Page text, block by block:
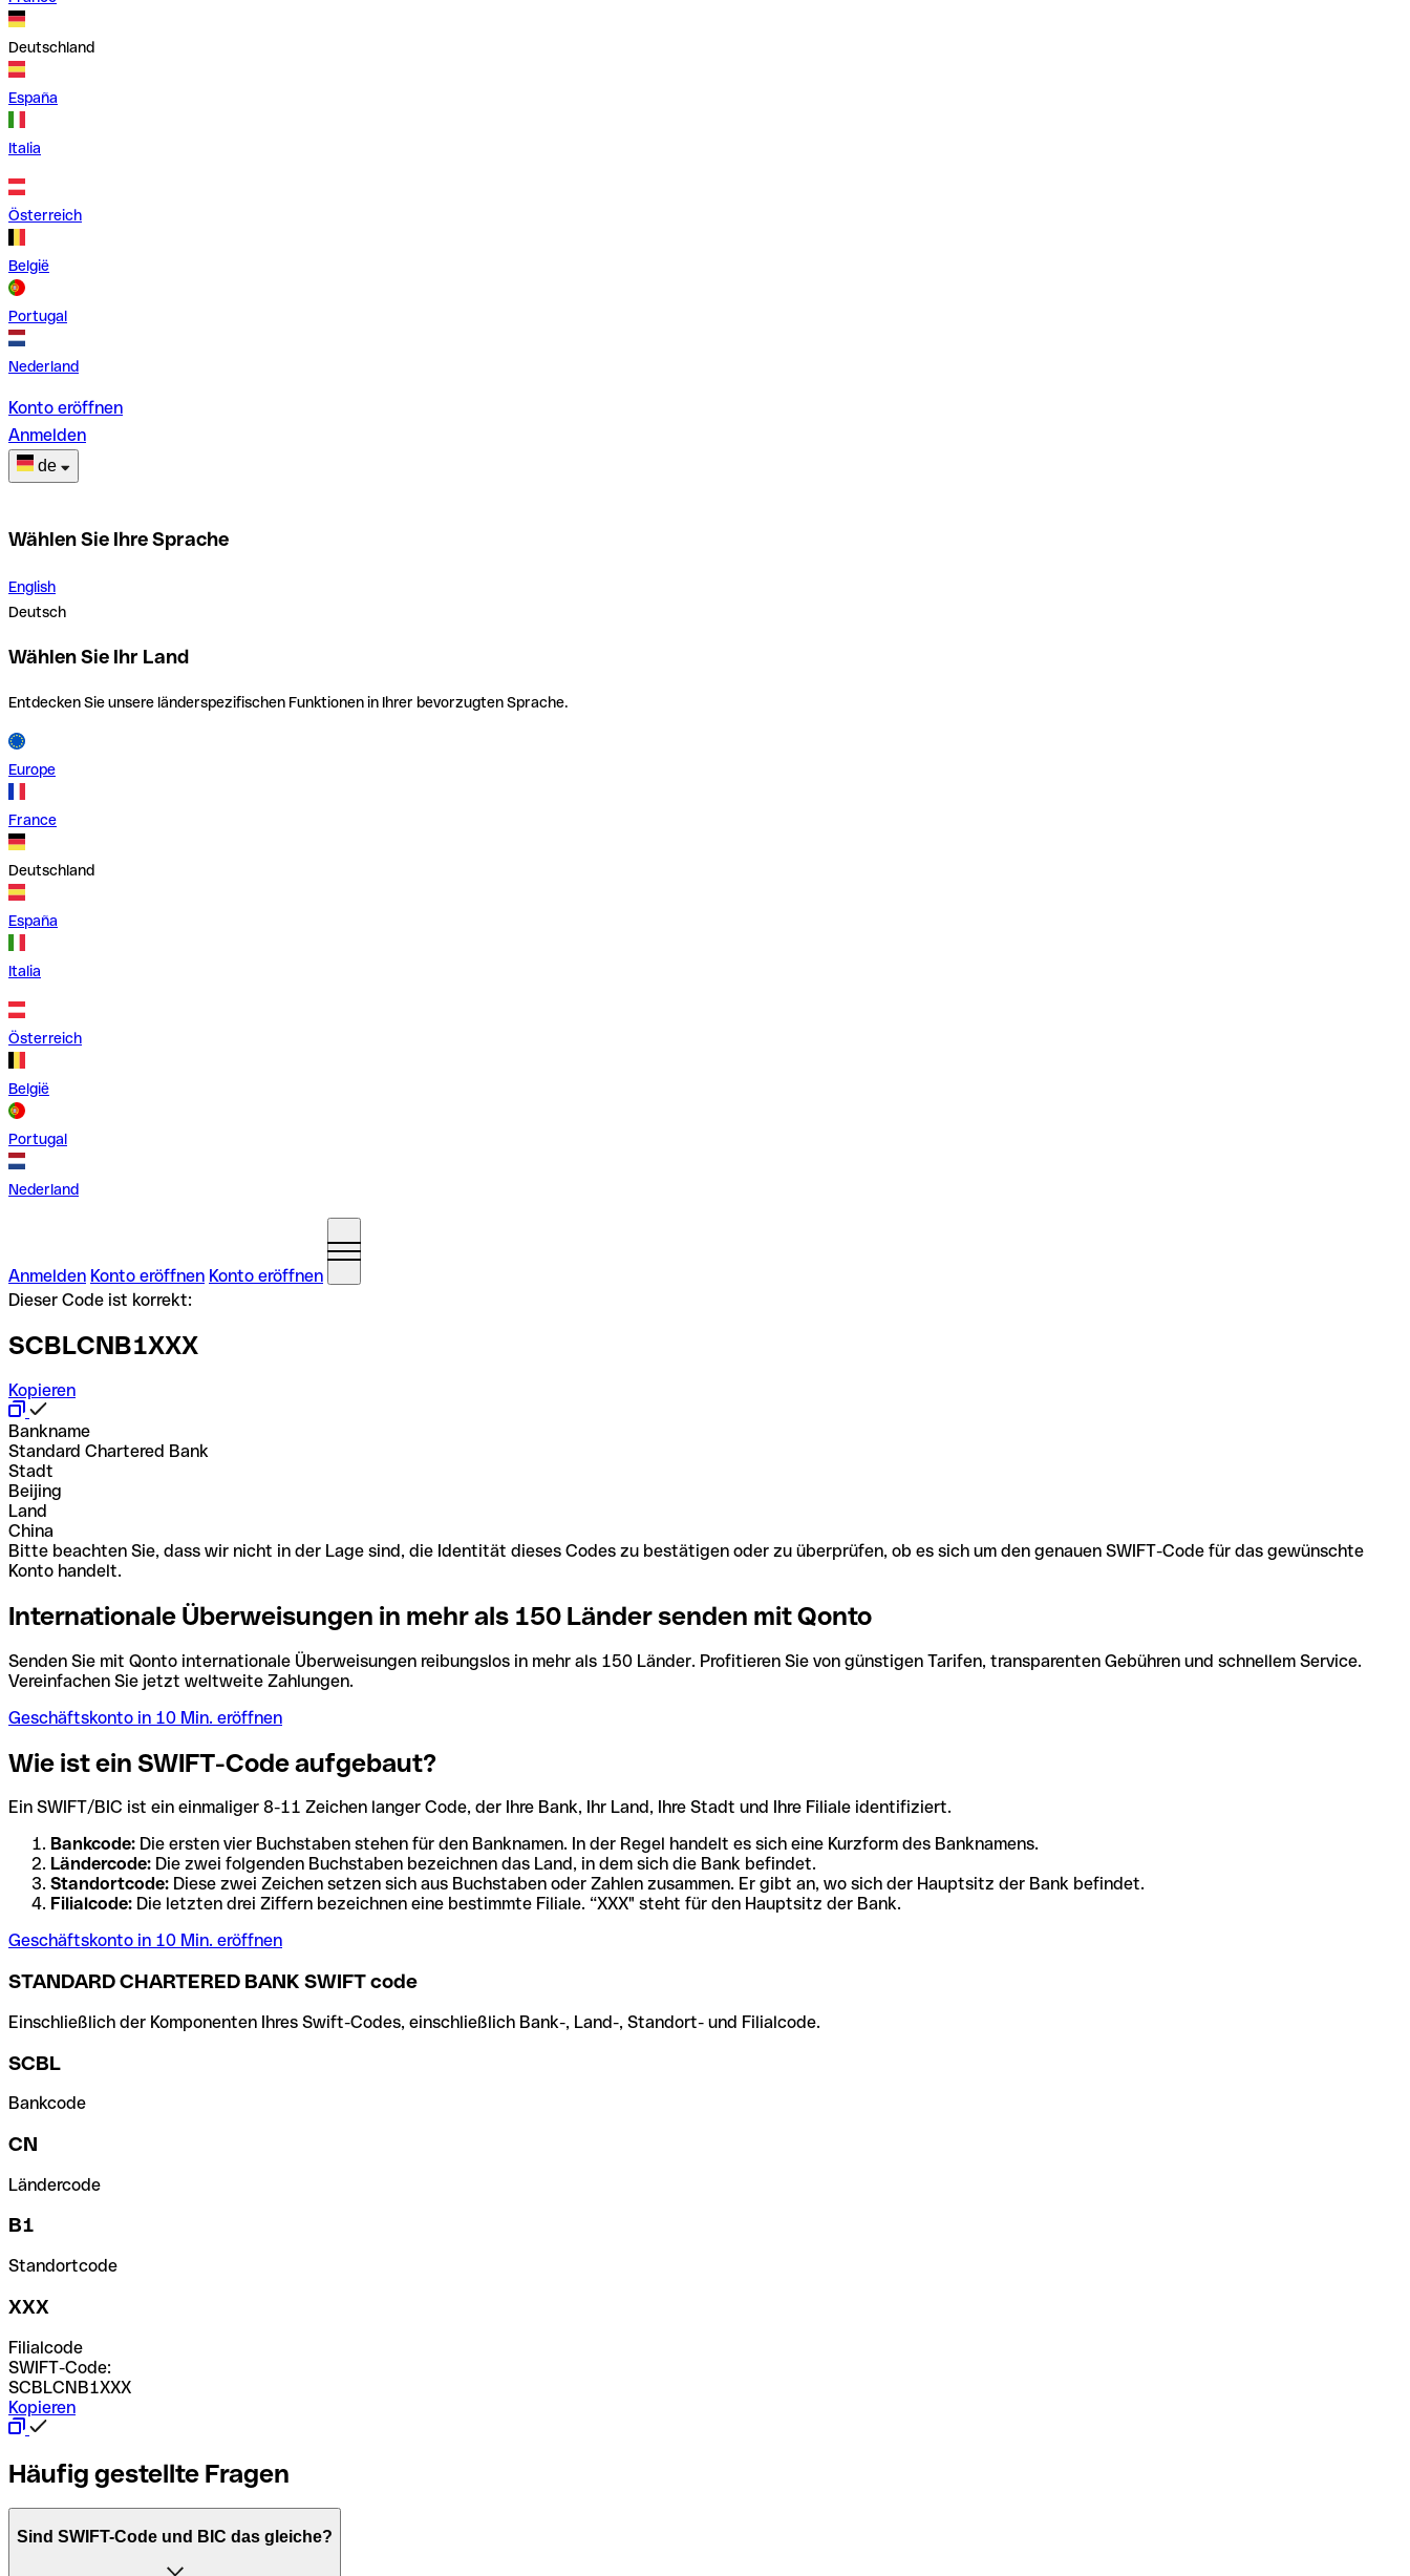
Deutschland
España
Italia
Österreich
België
Portugal
Nederland
Konto eröffnen
Anmelden
de
Wählen Sie Ihre Sprache
English
Deutsch
Wählen Sie Ihr Land
Entdecken Sie unsere länderspezifischen Funktionen in Ihrer bevorzugten Sprache.
Europe
France
Deutschland
España
Italia
Österreich
België
Portugal
Nederland
Anmelden Konto eröffnen Konto eröffnen
Dieser Code ist korrekt:
SCBLCNB1XXX
Kopieren
Bankname
Standard Chartered Bank
Stadt
Beijing
Land
China
Bitte beachten Sie, dass wir nicht in der Lage sind, die Identität dieses Codes zu bestätigen oder zu überprüfen, ob es sich um den genauen SWIFT-Code für das gewünschte
Konto handelt.
Internationale Überweisungen in mehr als 150 Länder senden mit Qonto
Senden Sie mit Qonto internationale Überweisungen reibungslos in mehr als 150 Länder. Profitieren Sie von günstigen Tarifen, transparenten Gebühren und schnellem Service.
Vereinfachen Sie jetzt weltweite Zahlungen.
Geschäftskonto in 10 Min. eröffnen
Wie ist ein SWIFT-Code aufgebaut?
Ein SWIFT/BIC ist ein einmaliger 8-11 Zeichen langer Code, der Ihre Bank, Ihr Land, Ihre Stadt und Ihre Filiale identifiziert.
Bankcode: Die ersten vier Buchstaben stehen für den Banknamen. In der Regel handelt es sich eine Kurzform des Banknamens.
Ländercode: Die zwei folgenden Buchstaben bezeichnen das Land, in dem sich die Bank befindet.
Standortcode: Diese zwei Zeichen setzen sich aus Buchstaben oder Zahlen zusammen. Er gibt an, wo sich der Hauptsitz der Bank befindet.
Filialcode: Die letzten drei Ziffern bezeichnen eine bestimmte Filiale. “XXX" steht für den Hauptsitz der Bank.
Geschäftskonto in 10 Min. eröffnen
STANDARD CHARTERED BANK SWIFT code
Einschließlich der Komponenten Ihres Swift-Codes, einschließlich Bank-, Land-, Standort- und Filialcode.
SCBL
Bankcode
CN
Ländercode
B1
Standortcode
XXX
Filialcode
SWIFT-Code:
SCBLCNB1XXX
Kopieren
Häufig gestellte Fragen
Sind SWIFT-Code und BIC das gleiche?